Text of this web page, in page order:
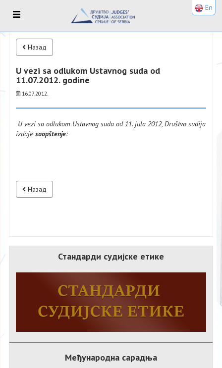
Назад
U vezi sa odlukom Ustavnog suda od
11.07.2012. godine
16.07.2012.
U vezi sa odlukom Ustavnog suda od 11. jula 2012, Društvo sudija
izdaje saopštenje:
Назад
Стандарди судијске етике
Међународна сарадња
En